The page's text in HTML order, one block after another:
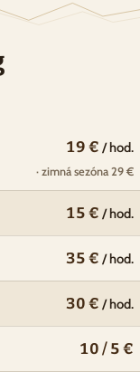
19 € / hod.
· zimná sezóna 29 €
15 € / hod.
35 € / hod.
30 € / hod.
10 / 5 €